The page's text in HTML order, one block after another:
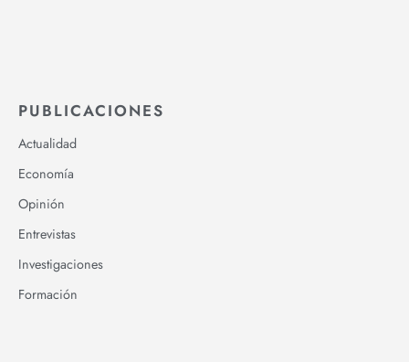
PUBLICACIONES
Actualidad
Economía
Opinión
Entrevistas
Investigaciones
Formación